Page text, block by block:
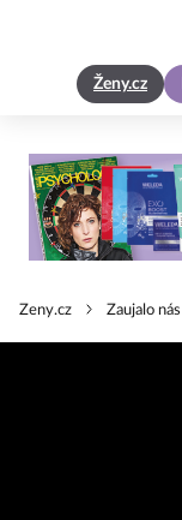
Ženy.cz
Zeny.cz Zaujalo nás